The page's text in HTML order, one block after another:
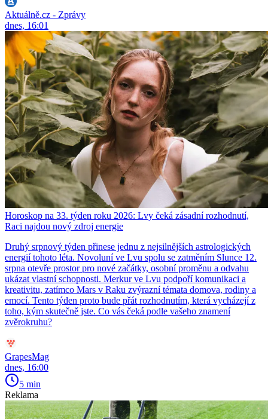
Aktuálně.cz - Zprávy
dnes, 16:01
Horoskop na 33. týden roku 2026: Lvy čeká zásadní rozhodnutí,
Raci najdou nový zdroj energie
Druhý srpnový týden přinese jednu z nejsilnějších astrologických
energií tohoto léta. Novoluní ve Lvu spolu se zatměním Slunce 12.
srpna otevře prostor pro nové začátky, osobní proměnu a odvahu
ukázat vlastní schopnosti. Merkur ve Lvu podpoří komunikaci a
kreativitu, zatímco Mars v Raku zvýrazní témata domova, rodiny a
emocí. Tento týden proto bude přát rozhodnutím, která vycházejí z
toho, kým skutečně jste. Co vás čeká podle vašeho znamení
zvěrokruhu?
GrapesMag
dnes, 16:00
5 min
Reklama